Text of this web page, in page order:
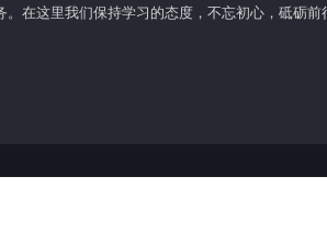
。在这里我们保持学习的态度，不忘初心，砥砺前